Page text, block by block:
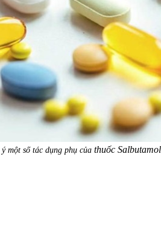
một số tác dụng phụ của thuốc Salbutamol